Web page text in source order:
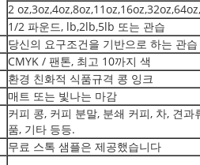
2
1/2 파운드, lb,2lb,5lb 또는 관습
당신의 요구조건을 기반으로 하는 관습
CMYK / 팬톤, 최고 10까지 색
환경 친화적 식품규격 콩 잉크
매트 또는 빛나는 마감
커피 콩, 커피 분말, 분쇄 커피, 차, 견
품, 기타 등등.
무료 스톡 샘플은 제공했습니다